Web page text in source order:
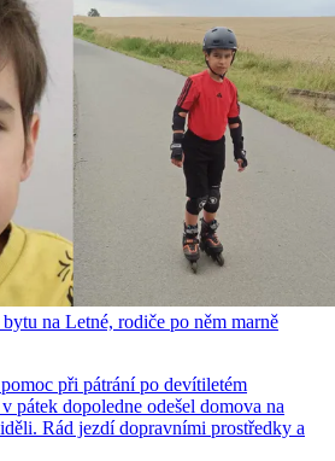
na Letné, rodiče po něm marně
při pátrání po devítiletém
pátek dopoledne odešel domova na
Rád jezdí dopravními prostředky a